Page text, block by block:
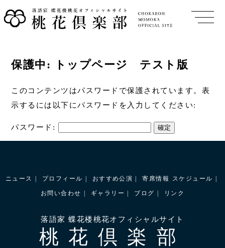
保護中: トップページ テスト版
このコンテンツはパスワードで保護されています。表
示するには以下にパスワードを入力してください:
パスワード:
ニュース プロフィール おすすめ公演 寄席情報 スケジュール
お問い合わせ ギャラリー ブログ リンク
落語家 蝶花楼桃花オフィシャルサイト
桃花倶楽部